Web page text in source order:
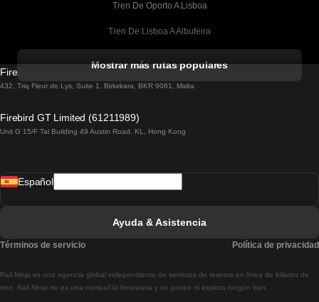
Tren De Oporto A Lisboa
Tren De Lisboa A Albufeira
Tren De Lisboa A Lagos
Tren De Lisboa A Madrid
Tren De Lisboa A Braga
Mostrar más rutas populares
Firebird GT Limited (OC 1451)
432, Triq Fleur de Lys, Suite 1, Birkirkara, BKR 9061, Malta
Firebird GT Limited (61211989)
Unit G 15/F Tal Building 49 Austin Road, KL, Hong Kong
Rail.Ninja es una agencia global independiente de servicios de reserva en línea de billetes de
tren. Rail Ninja no es una compañía ferroviaria y no posee ni explota ningún tren.
Español
Ayuda & Asistencia
Términos de servicio Política de privacidad